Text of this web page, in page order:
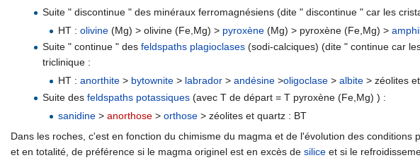
Suite " discontinue " des minéraux ferromagnésiens (dite " discontinue " car les
HT :olivine (Mg) > olivine (Fe,Mg) > pyroxène (Mg) > pyroxène (Fe,Mg) >
Suite " continue " des feldspaths plagioclases(sodi-calciques) (dite " continue car
triclinique :
HT :anorthite > bytownite > labrador >andésine>oligoclase >albite > zéolites
Suite des feldspaths potassiques(avec T de départ = T pyroxène (Fe,Mg) ) :
sanidine >anorthose >orthose > zéolites et quartz : BT
Dans les roches, c'est en fonction du chimisme du magma et de l'évolution des
et en totalité, de préférence si le magma originel est en excès de silice et si le